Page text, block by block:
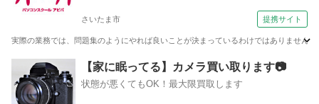
さいたま市 提携サイト
実際の業務では、問題集のようにやれば良いことが決まっているわけではありません
さいたま市 エクセル
【家に眠ってる】カメラ買い取ります📷
状態が悪くてもOK！最大限買取します